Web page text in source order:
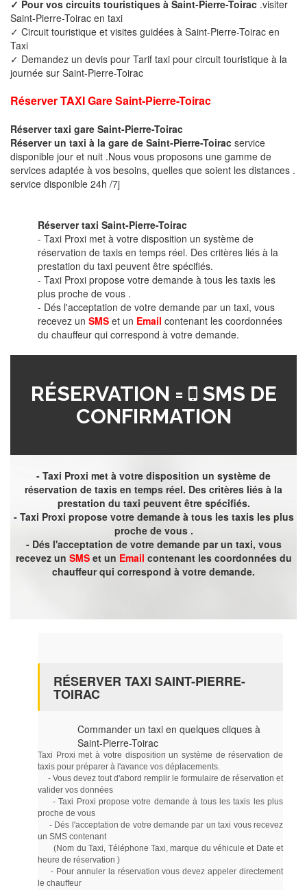
✓ Pour vos circuits touristiques à Saint-Pierre-Toirac .visiter
Saint-Pierre-Toirac en taxi
✓ Circuit touristique et visites guidées à Saint-Pierre-Toirac en
Taxi
✓ Demandez un devis pour Tarif taxi pour circuit touristique à la
journée sur Saint-Pierre-Toirac
Réserver TAXI Gare Saint-Pierre-Toirac
Réserver taxi gare Saint-Pierre-Toirac
Réserver un taxi à la gare de Saint-Pierre-Toirac service
disponible jour et nuit .Nous vous proposons une gamme de
services adaptée à vos besoins, quelles que soient les distances .
service disponible 24h /7j
Réserver taxi Saint-Pierre-Toirac
- Taxi Proxi met à votre disposition un système de
réservation de taxis en temps réel. Des critères liés à la
prestation du taxi peuvent être spécifiés.
- Taxi Proxi propose votre demande à tous les taxis les
plus proche de vous .
- Dés l'acceptation de votre demande par un taxi, vous
recevez un SMS et un Email contenant les coordonnées
du chauffeur qui correspond à votre demande.
RÉSERVATION =
SMS DE
CONFIRMATION
- Taxi Proxi met à votre disposition un système de
réservation de taxis en temps réel. Des critères liés à la
prestation du taxi peuvent être spécifiés.
- Taxi Proxi propose votre demande à tous les taxis les plus
proche de vous .
- Dés l'acceptation de votre demande par un taxi, vous
recevez un SMSet un Email contenant les coordonnées du
chauffeur qui correspond à votre demande.
RÉSERVER TAXI SAINT-PIERRE-
TOIRAC
Commander un taxi en quelques cliques à
Saint-Pierre-Toirac
Taxi Proxi met à votre disposition un système de réservation de
taxis pour préparer à l'avance vos déplacements.
- Vous devez tout d'abord remplir le formulaire de réservation et
valider vos données
- Taxi Proxi propose votre demande à tous les taxis les plus
proche de vous
- Dés l'acceptation de votre demande par un taxi vous recevez
un SMS contenant
(Nom du Taxi, Téléphone Taxi, marque du véhicule et Date et
heure de réservation )
- Pour annuler la réservation vous devez appeler directement
le chauffeur